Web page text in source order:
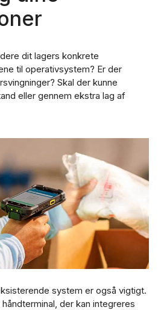
dit lagers konkrete
til operativsystem? Er der
Skal der kunne
eller gennem ekstra lag af
system er også vigtigt.
der kan integreres